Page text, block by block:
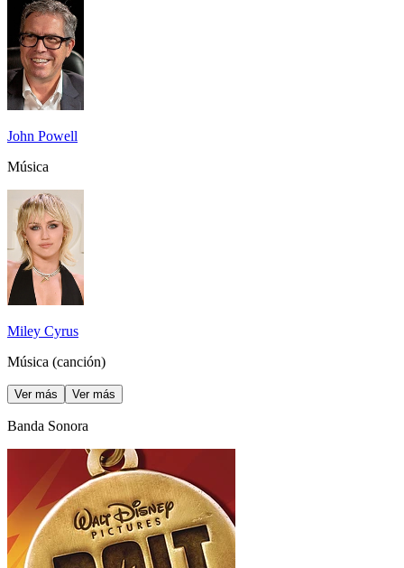
John Powell
Música
Miley Cyrus
Música (canción)
Ver más Ver más
Banda Sonora